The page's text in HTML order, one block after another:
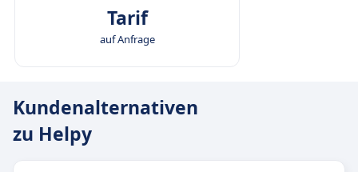
Tarif
auf Anfrage
Kundenalternativen
zu Helpy